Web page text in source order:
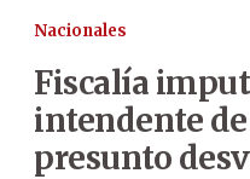
Nacionales
Fiscalía
intendente
presunto